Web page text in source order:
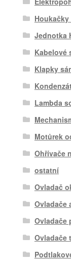
Jednotka
Kabelové
Klapky
Lambda
Motůrek
Ohřívače
ostatní
Ovladač
Ovladače
Ovladače
Ovladače